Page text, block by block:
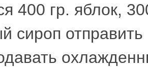
400 гр. яблок,
сироп отправить